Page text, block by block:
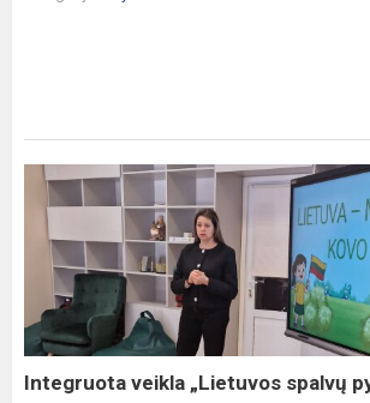
Integruota
veikla
„Lietuvos
spalvų
pynė“
Integruota veikla „Lietuvos spalvų